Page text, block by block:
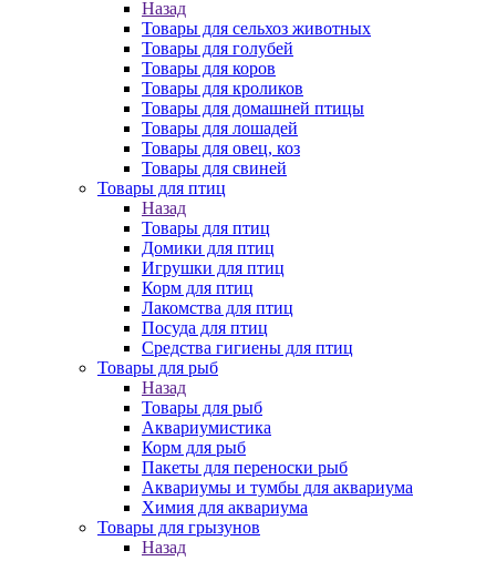
Назад
Товары для сельхоз животных
Товары для голубей
Товары для коров
Товары для кроликов
Товары для домашней птицы
Товары для лошадей
Товары для овец, коз
Товары для свиней
Товары для птиц
Назад
Товары для птиц
Домики для птиц
Игрушки для птиц
Корм для птиц
Лакомства для птиц
Посуда для птиц
Средства гигиены для птиц
Товары для рыб
Назад
Товары для рыб
Аквариумистика
Корм для рыб
Пакеты для переноски рыб
Аквариумы и тумбы для аквариума
Химия для аквариума
Товары для грызунов
Назад